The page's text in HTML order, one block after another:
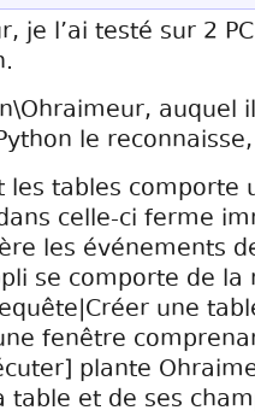
je l’ai testé sur 2
le
tables comporte
celle-ci ferme
les événements
se comporte de
une
fenêtre
plante
et de ses